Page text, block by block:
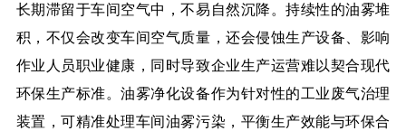
长期滞留于车间空气中，不易自然沉降。持续性的油雾堆
积，不仅会改变车间空气质量，还会侵蚀生产设备、影响
作业人员职业健康，同时导致企业生产运营难以契合现代
环保生产标准。油雾净化设备作为针对性的工业废气治理
装置，可精准处理车间油雾污染，平衡生产效能与环保合